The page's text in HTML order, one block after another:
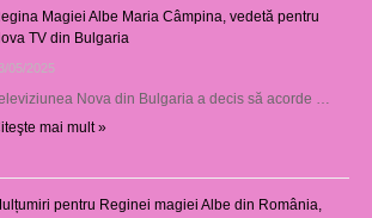
Magiei Albe Maria Câmpina, vedetă pentru
TV din Bulgaria
05/2025
Nova din Bulgaria a decis să acorde …
mai mult »
pentru Reginei magiei Albe din România,